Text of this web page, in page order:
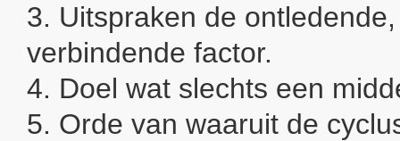
3. Uitspraken de
verbindende factor.
4. Doel wat slechts een
5. Orde van waaruit de